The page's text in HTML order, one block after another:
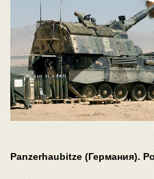
Panzerhaubitze (Германия).